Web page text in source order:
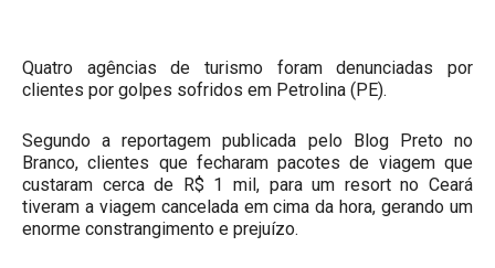
Quatro agências de turismo foram denunciadas por
clientes por golpes sofridos em Petrolina (PE).
Segundo a reportagem publicada pelo Blog Preto no
Branco, clientes que fecharam pacotes de viagem que
custaram cerca de R$ 1 mil, para um resort no Ceará
tiveram a viagem cancelada em cima da hora, gerando um
enorme constrangimento e prejuízo.